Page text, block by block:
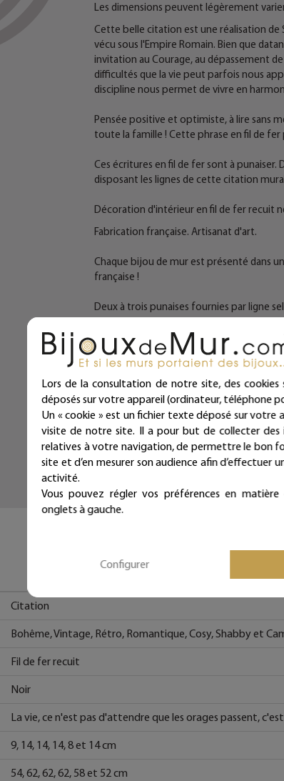
Les dimensions peuvent légèrement
Cette belle citation est une réalisation
vécu sous l'Empire Romain. Bien que
invitation au Courage, au dépassement
difficultés que la vie peut parfois nous
discipline nous permet de vivre en
Pensée positive et optimiste, à lire sans
toute la famille ! Cette phrase en fil de
Ces écritures en fil de fer sont à
disposant les lignes de cette citation
Décoration d'intérieur en fil de fer recuit
Fabrication française. Artisanat d'art.
Chaque bijou de mur est présenté dans
française !
Deux à trois punaises fournies par ligne
Ces articles sont réservés à la décoration
Tous les Bijoux de Mur sont traités
Les commandes sont expédiées sous
Mieux qu'un sticker ou un autocollant,
intemporelles et repositionnables à l'infini
Citation
Bohême, Vintage, Rétro, Romantique, Cosy, Shabby et
Fil de fer recuit
Noir
La vie, ce n'est pas d'attendre que les orages passent,
9, 14, 14, 14, 8 et 14 cm
54, 62, 62, 62, 58 et 52 cm
Lors de la consultation de notre site, des cookies
déposés sur votre appareil (ordinateur, téléphone
Un « cookie » est un fichier texte déposé sur votre
visite de notre site. Il a pour but de collecter des
relatives à votre navigation, de permettre le bon
site et d’en mesurer son audience afin d’effectuer
activité.
Vous pouvez régler vos préférences en
onglets à gauche.
Configurer